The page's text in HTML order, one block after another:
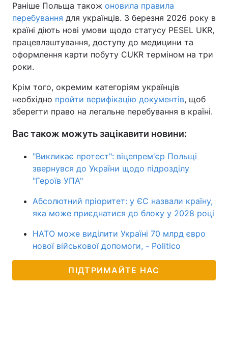
Раніше Польща також оновила правила
перебування для українців. З березня 2026 року в
країні діють нові умови щодо статусу PESEL UKR,
працевлаштування, доступу до медицини та
оформлення карти побуту CUKR терміном на три
роки.
Крім того, окремим категоріям українців
необхідно пройти верифікацію документів, щоб
зберегти право на легальне перебування в країні.
Вас також можуть зацікавити новини:
"Викликає протест": віцепрем'єр Польщі
звернувся до України щодо підрозділу
"Героїв УПА"
Абсолютний пріоритет: у ЄС назвали країну,
яка може приєднатися до блоку у 2028 році
НАТО може виділити Україні 70 млрд євро
нової військової допомоги, - Politico
ПІДТРИМАЙТЕ НАС